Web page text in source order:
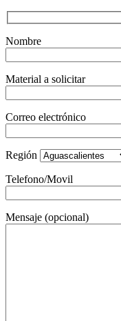
Nombre
Material a solicitar
Correo electrónico
Región
Telefono/Movil
Mensaje (opcional)